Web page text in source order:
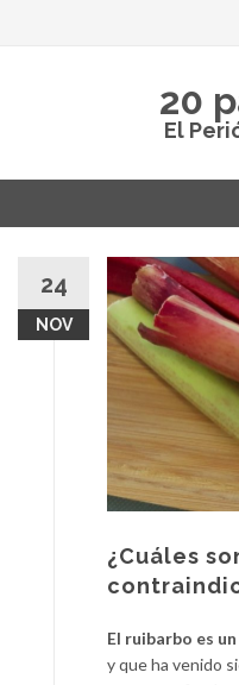
20
El
contenido
24
NOV
¿Cuáles
El ruibarbo es
y que ha venido